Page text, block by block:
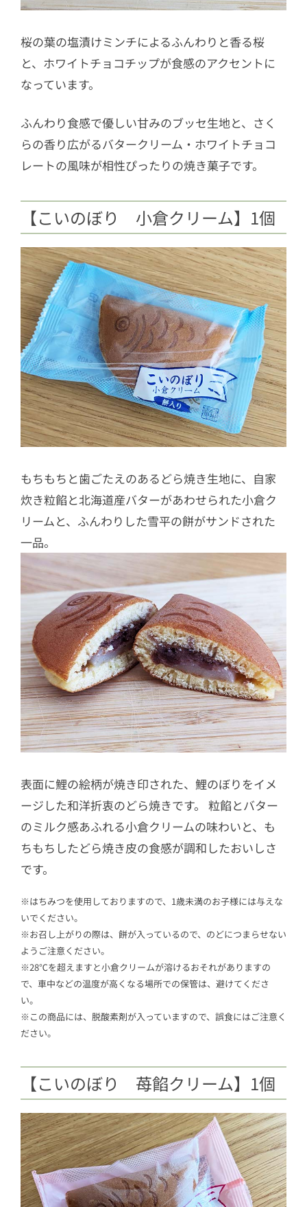
桜の葉の塩漬けミンチによるふんわりと香る桜
と、ホワイトチョコチップが食感のアクセントに
なっています。
ふんわり食感で優しい甘みのブッセ生地と、さく
らの香り広がるバタークリーム・ホワイトチョコ
レートの風味が相性ぴったりの焼き菓子です。
【こいのぼり 小倉クリーム】1個
もちもちと歯ごたえのあるどら焼き生地に、自家
炊き粒餡と北海道産バターがあわせられた小倉ク
リームと、ふんわりした雪平の餅がサンドされた
一品。
表面に鯉の絵柄が焼き印された、鯉のぼりをイメ
ージした和洋折衷のどら焼きです。 粒餡とバター
のミルク感あふれる小倉クリームの味わいと、も
ちもちしたどら焼き皮の食感が調和したおいしさ
です。
※はちみつを使用しておりますので、1歳未満のお子様には与えな
いでください。
※お召し上がりの際は、餅が入っているので、のどにつまらせない
ようご注意ください。
※28℃を超えますと小倉クリームが溶けるおそれがありますの
で、車中などの温度が高くなる場所での保管は、避けてくださ
い。
※この商品には、脱酸素剤が入っていますので、誤食にはご注意く
ださい。
【こいのぼり 苺餡クリーム】1個